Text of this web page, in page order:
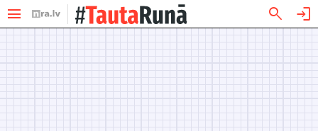
menu search login